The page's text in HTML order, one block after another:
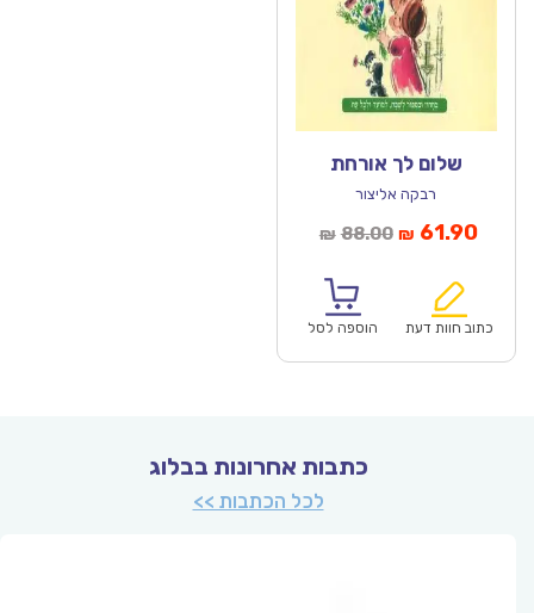
שלום לך אורחת
רבקה אליצור
₪ 88.00המחיר
₪88.00.
₪ 61.90
כתוב חוות דעת הוספה לסל
כתבות אחרונות בבלוג
לכל הכתבות >>